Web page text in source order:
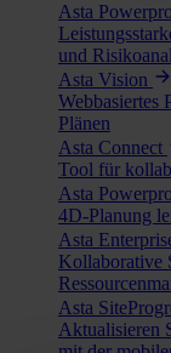
Mon - Fri 8:00am
+49 721 9525-0
Veenendaal
Vendelier 71B, 3905
Mon - Fri 8:30am until
+31 (0) 318 21 000 4
Gent
Ampla House
Mon - Fri 8:30am
+32 9 220 95 97
League City , TX
Asta
und
Asta Vision
Webbasiertes
Plänen
Asta Connect
Tool für
Asta
4D-Planung
Asta
Kollaborative
Asta
Aktualisieren